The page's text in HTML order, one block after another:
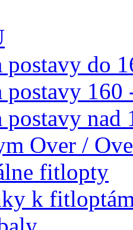
postavy do
postavy 160
postavy nad
Over /
fitlopty
k